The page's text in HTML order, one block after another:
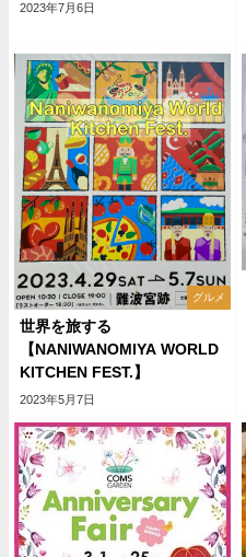
2023年7月6日
グルメ
世界を旅する
【NANIWANOMIYA WORLD
KITCHEN FEST.】
2023年5月7日